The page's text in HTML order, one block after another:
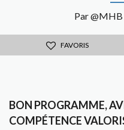
Par
FAVORIS
BON PROGRAMME,
COMPÉTENCE